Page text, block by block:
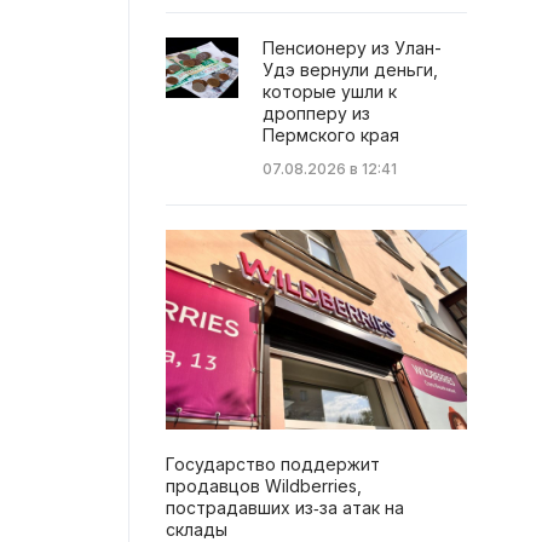
Пенсионеру из Улан-
Удэ вернули деньги,
которые ушли к
дропперу из
Пермского края
07.08.2026 в 12:41
Государство поддержит
продавцов Wildberries,
пострадавших из‑за атак на
склады